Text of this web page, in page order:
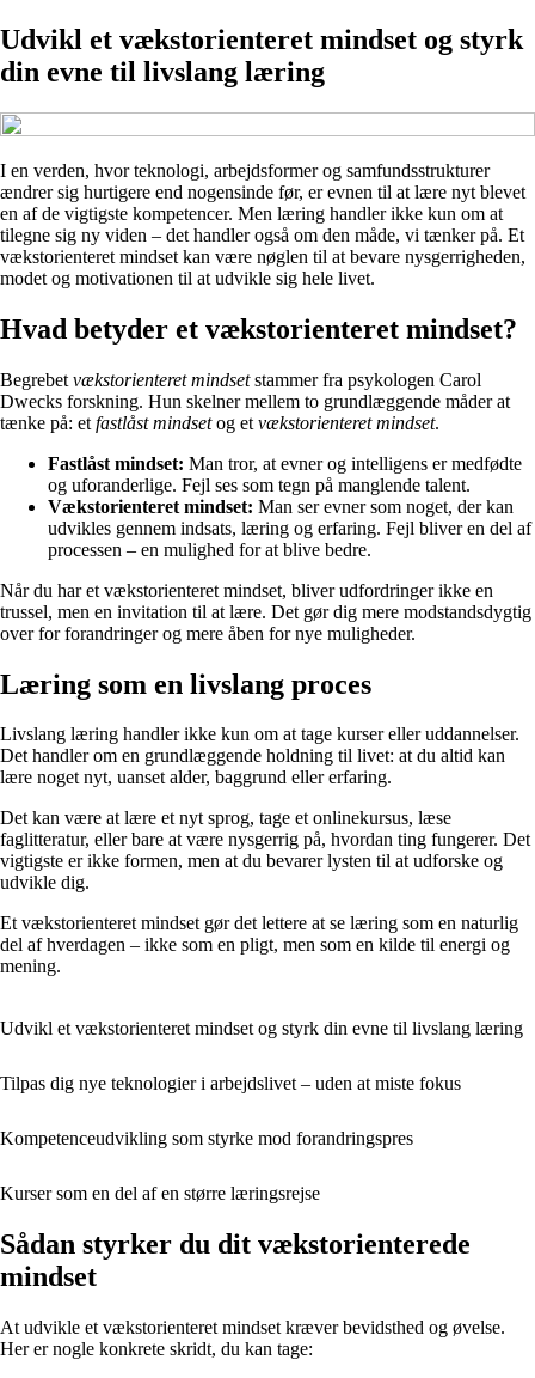
Udvikl et vækstorienteret mindset og styrk
din evne til livslang læring
I en verden, hvor teknologi, arbejdsformer og samfundsstrukturer
ændrer sig hurtigere end nogensinde før, er evnen til at lære nyt blevet
en af de vigtigste kompetencer. Men læring handler ikke kun om at
tilegne sig ny viden – det handler også om den måde, vi tænker på. Et
vækstorienteret mindset kan være nøglen til at bevare nysgerrigheden,
modet og motivationen til at udvikle sig hele livet.
Hvad betyder et vækstorienteret mindset?
Begrebet vækstorienteret mindsetstammer fra psykologen Carol
Dwecks forskning. Hun skelner mellem to grundlæggende måder at
tænke på: et fastlåst mindsetog et vækstorienteret mindset.
Fastlåst mindset: Man tror, at evner og intelligens er medfødte
og uforanderlige. Fejl ses som tegn på manglende talent.
Vækstorienteret mindset: Man ser evner som noget, der kan
udvikles gennem indsats, læring og erfaring. Fejl bliver en del af
processen – en mulighed for at blive bedre.
Når du har et vækstorienteret mindset, bliver udfordringer ikke en
trussel, men en invitation til at lære. Det gør dig mere modstandsdygtig
over for forandringer og mere åben for nye muligheder.
Læring som en livslang proces
Livslang læring handler ikke kun om at tage kurser eller uddannelser.
Det handler om en grundlæggende holdning til livet: at du altid kan
lære noget nyt, uanset alder, baggrund eller erfaring.
Det kan være at lære et nyt sprog, tage et onlinekursus, læse
faglitteratur, eller bare at være nysgerrig på, hvordan ting fungerer. Det
vigtigste er ikke formen, men at du bevarer lysten til at udforske og
udvikle dig.
Et vækstorienteret mindset gør det lettere at se læring som en naturlig
del af hverdagen – ikke som en pligt, men som en kilde til energi og
mening.
Udvikl et vækstorienteret mindset og styrk din evne til livslang læring
Tilpas dig nye teknologier i arbejdslivet – uden at miste fokus
Kompetenceudvikling som styrke mod forandringspres
Kurser som en del af en større læringsrejse
Sådan styrker du dit vækstorienterede
mindset
At udvikle et vækstorienteret mindset kræver bevidsthed og øvelse.
Her er nogle konkrete skridt, du kan tage: